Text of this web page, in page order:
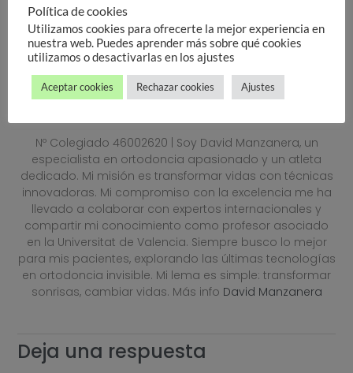
Nº Colegiado 46002620 | Soy David Manzanera, un
especialista en ortodoncia apasionado y un atleta
dedicado. Mi misión es transformar vidas con técnicas
innovadoras. Mi compromiso con la excelencia me ha
llevado a colaborar con expertos internacionales y
compartir mi conocimiento como profesor asociado
en la Universitat de Valencia. Siempre busco lo mejor
para mis pacientes, explorando las últimas tecnologías
en ortodoncia invisible. Mi lema es simple: transformar
sonrisas, cambiar vidas. Más info David Manzanera
Deja una respuesta
Política de cookies
Utilizamos cookies para ofrecerte la mejor experiencia en
nuestra web. Puedes aprender más sobre qué cookies
utilizamos o desactivarlas en los ajustes
Aceptar cookies Rechazar cookies Ajustes